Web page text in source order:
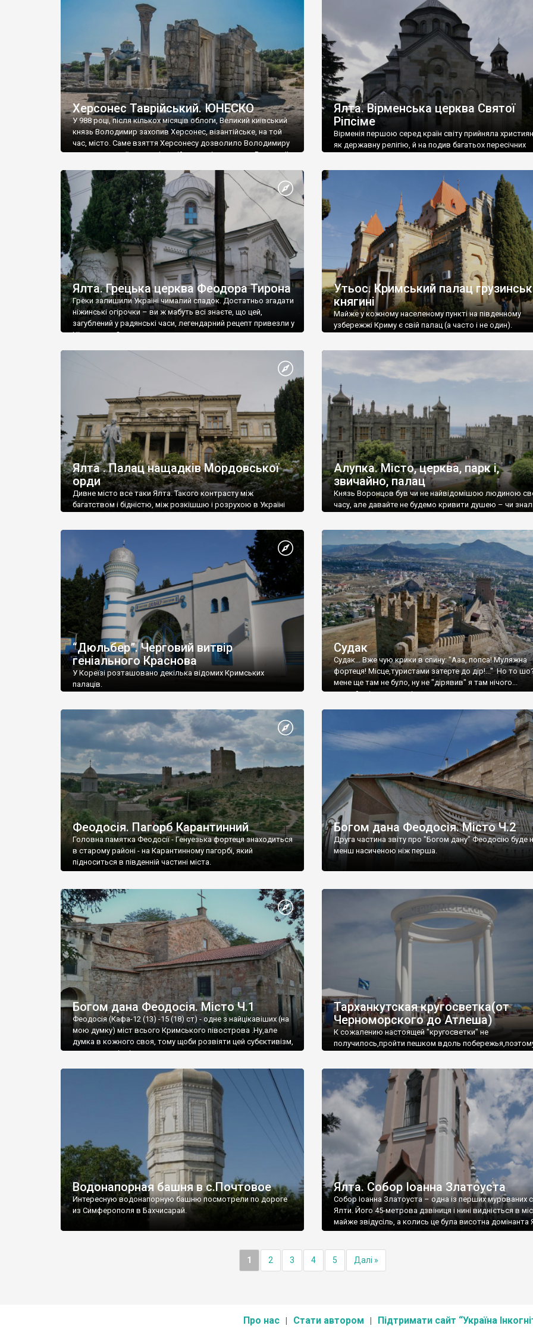
візантійської доби. Раритети викрадені з фондів об’єкту
культурної спадщини ЮНЕСКО «Херсонеса Таврійського».
Офіційно – на виставку «Золото Візантії», але експерти та
влада в Україні вважають це лише […]
називаються «повстяками» (postaki)…” “Вино. Крим
виробляє відмінне вино і його вдосталь: воно все
легке біле і дуже […]
Херсонес Таврійський. ЮНЕСКО
У 988 році, після кількох місяців облоги, Великий київський
князь Володимир захопив Херсонес, візантійське, на той
час, місто. Саме взяття Херсонесу дозволило Володимиру
диктувати свої умови візантійському імператору Василю ІІ,
Херсонесі Володимир-язичник, став Василем-
християнином. А потім було Хрещення Русі. На честь
Херсонесу Таврійського названо місто […]
Ялта. Вірменська церква Святої
Ріпсіме
Вірменія першою серед країн світу прийняла
як державну релігію, й на подив багатьох пересічних
Ялта. Грецька церква Феодора Тирона
Греки залишили Україні чималий спадок. Достатньо згадати
ніжинські огірочки – ви ж мабуть всі знаєте, що цей,
загублений у радянські часи, легендарний рецепт привезли у
Ніжин греки?
Утьос. Кримський палац
княгині
Майже у кожному населеному пункті на південному
узбережжі Криму є свій палац (а часто і не один).
Ялта . Палац нащадків Мордовської
орди
Дивне місто все таки Ялта. Такого контрасту між
багатством і бідністю, між розкішшю і розрухою в Україні
Алупка. Місто, церква, парк і,
звичайно, палац
Князь Воронцов був чи не найвідомішою людиною
часу, але давайте не будемо кривити душею – чи
“Дюльбер”. Черговий витвір
геніального Краснова
У Кореїзі розташовано декілька відомих Кримських
палаців.
Судак
Судак... Вже чую крики в спину: "Ааа, попса! Муляжна
фортеця! Місце,туристами затерте до дір!..." Но то
мене ще там не було, ну не "дірявив" я там нічого...
принаймні до цього літа.
Феодосія. Пагорб Карантинний
Головна памятка Феодосії - Генуезька фортеця знаходиться
в старому районі - на Карантинному пагорбі, який
підноситься в південній частині міста.
Богом дана Феодосія. Місто Ч.2
Друга частина звіту про "Богом дану" Феодосію буде
менш насиченою ніж перша.
Богом дана Феодосія. Місто Ч.1
Феодосія (Кафа-12 (13) -15 (18) ст) - одне з найцікавіших (на
мою думку) міст всього Кримського півострова .Ну,але
думка в кожного своя, тому щоби розвіяти цей субєктивізм,
запрошую відвідати це
Тарханкутская кругосветка(от
Черноморского до Атлеша)
К сожалению настоящей "кругосветки" не
получилось,пройти пешком вдоль
Водонапорная башня в с.Почтовое
Интересную водонапорную башню посмотрели по дороге
из Симферополя в Бахчисарай.
Ялта. Собор Іоанна Златоуста
Собор Іоанна Златоуста – одна із перших мурованих
Ялти. Його 45-метрова дзвіниця і нині видніється в
майже звідусіль, а колись це була висотна домінанта
1 2 3 4 5 Далі »
Про нас Стати автором Підтримати сайт “Україна